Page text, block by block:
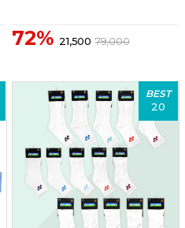
72% 21,500 79,000
BEST
20